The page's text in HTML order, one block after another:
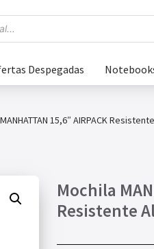
Despegadas
15,6″ AIRPACK
Mochila
Resistente